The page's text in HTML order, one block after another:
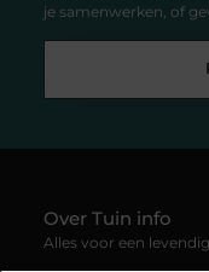
je samenwerken, of
Over Tuin info
Alles voor een